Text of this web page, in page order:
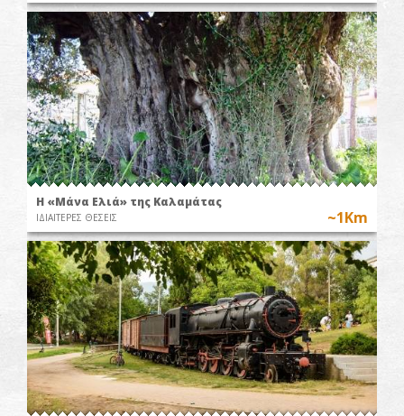
Η «Μάνα Ελιά» της Καλαμάτας
ΙΔΙΑΙΤΕΡΕΣ ΘΕΣΕΙΣ ~1Km